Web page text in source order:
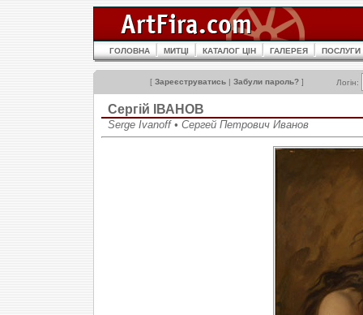
ГОЛОВНА МИТЦІ КАТАЛОГ ЦІН ГАЛЕРЕЯ ПОСЛУГИ
[ Зареєструватись | Забули пароль? ] Логін:
Сергiй ІВАНОВ
Serge Ivanoff • Сергей Петрович Иванов